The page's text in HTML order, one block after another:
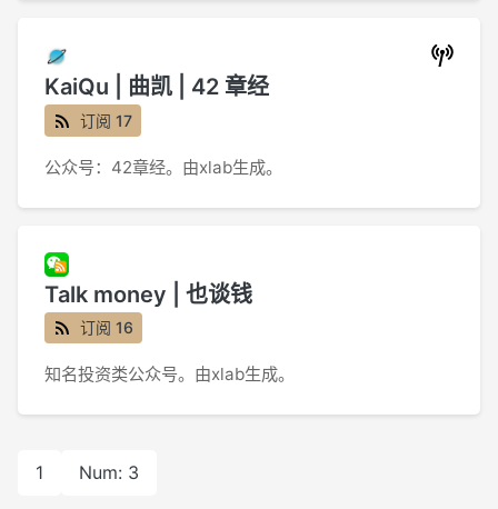
KaiQu | 曲凯 | 42 章经
订阅 17
公众号：42章经。由xlab生成。
Talk money | 也谈钱
订阅 16
知名投资类公众号。由xlab生成。
1 Num: 3